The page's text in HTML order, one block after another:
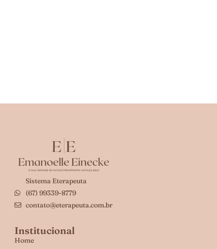
Sistema Eterapeuta
(67) 99339-8779
contato@eterapeuta.com.br
Institucional
Home